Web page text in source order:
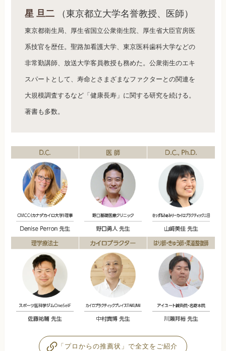
星 旦二 （東京都立大学名誉教授、医師）
東京都衛生局、厚生省国立公衆衛生院、厚生省大臣官房医
系技官を歴任。聖路加看護大学、東京医科歯科大学などの
非常勤講師、放送大学客員教授も務めた。公衆衛生のエキ
スパートとして、寿命とさまざまなファクターとの関連を
大規模調査するなど「健康長寿」に関する研究を続ける。
著書も多数。
「プロからの推薦状」で全文をご紹介